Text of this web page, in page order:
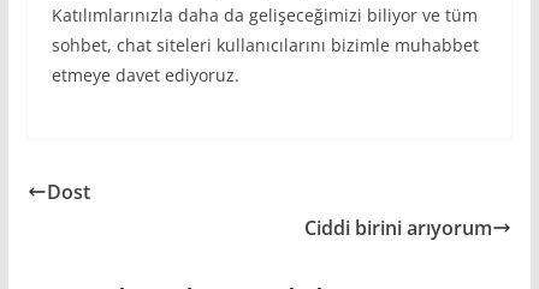
Katılımlarınızla daha da gelişeceğimizi biliyor ve tüm
sohbet, chat siteleri kullanıcılarını bizimle muhabbet
etmeye davet ediyoruz.
Dost
Ciddi birini arıyorum